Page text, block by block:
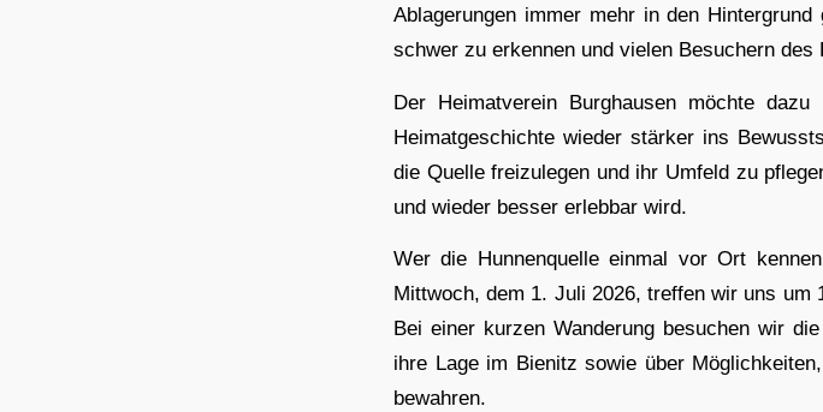
Ablagerungen immer mehr in den
schwer zu erkennen und vielen Besuchern des
Der Heimatverein Burghausen möchte
Heimatgeschichte wieder stärker ins
die Quelle freizulegen und ihr Umfeld zu
und wieder besser erlebbar wird.
Wer die Hunnenquelle einmal vor Ort
Mittwoch, dem 1. Juli 2026, treffen wir uns um
Bei einer kurzen Wanderung besuchen wir
ihre Lage im Bienitz sowie über
bewahren.